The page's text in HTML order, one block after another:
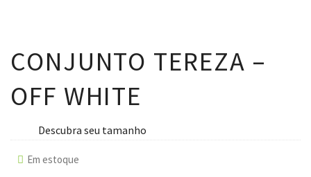
CONJUNTO TEREZA –
OFF WHITE
Descubra seu tamanho
Em estoque